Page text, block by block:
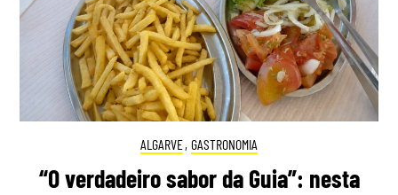
ALGARVE, GASTRONOMIA
“O verdadeiro sabor da Guia”: nesta